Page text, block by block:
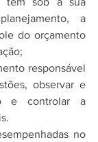
a
do orçamento
responsável
observar e
e controlar a
no